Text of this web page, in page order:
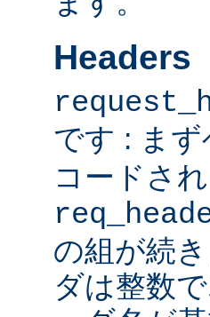
Headers
です : ま
コードさ
の組が続
ダは整数